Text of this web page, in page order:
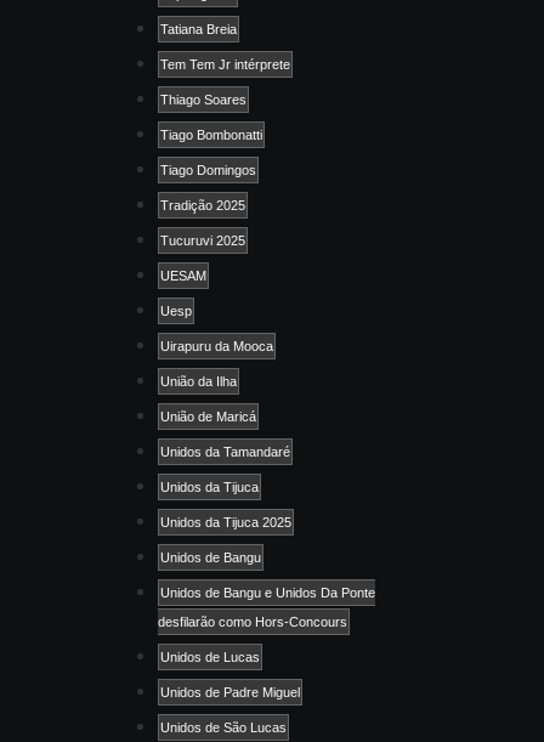
Tatiana Breia
Tem Tem Jr intérprete
Thiago Soares
Tiago Bombonatti
Tiago Domingos
Tradição 2025
Tucuruvi 2025
UESAM
Uesp
Uirapuru da Mooca
União da Ilha
União de Maricá
Unidos da Tamandaré
Unidos da Tijuca
Unidos da Tijuca 2025
Unidos de Bangu
Unidos de Bangu e Unidos Da Ponte
desfilarão como Hors-Concours
Unidos de Lucas
Unidos de Padre Miguel
Unidos de São Lucas